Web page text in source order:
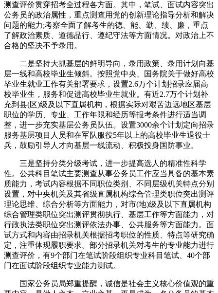
测查评价贯穿招考全过程各方面。其中，笔试、面试内容突出
公务员的政治属性，重点测查用党的创新理论指导分析和解决
问题的能力;考察全面了解考生的德、能、勤、绩、廉，重点
了解政治素质、道德品行、遵纪守法等方面情况。对政治上不
合格的坚决不予录用。
二是坚持大抓基层的鲜明导向，录用政策、录用计划向基
层一线和高校毕业生倾斜。按照党中央、国务院关于做好高校
毕业生就业工作有关部署要求，设置2.6万个计划招录应届高
校毕业生，服务和促进高校毕业生就业。有近2.7万个计划补
充到县(区)级及以下直属机构，根据实际对艰苦边远地区基层
职位的学历、专业、工作年限和经历等报考条件进行适当调
整，进一步充实基层公务员队伍。设置3000余个计划定向招录
服务基层项目人员和在军队服役5年以上的高校毕业生退役士
兵，鼓励引导人才向基层一线流动、积极投身国防事业。
三是坚持分类分级考试，进一步提高选人的精准性科学
性。公共科目笔试主要测查从事公务员工作应当具备的基本素
质能力，考试内容根据不同职位类别、不同层级机关特点分别
设置，对中央机关及其省级直属机构综合管理类职位突出测评
理论思维、综合分析等方面能力，对市(地)级及以下直属机构
综合管理类职位突出测评贯彻执行、基层工作等方面能力，对
行政执法类职位突出测评依法办事、公共服务等方面能力。面
试方式和内容由招录机关根据招考职位的性质、特点等研究确
定，注重体现履职要求。部分招录机关对考生的专业能力进行
测查评价，有9个部门在笔试阶段组织专业科目笔试、40个部
门在面试阶段组织专业能力测试。
国家公务员局郑重提醒，诚信是社会主义核心价值观的重